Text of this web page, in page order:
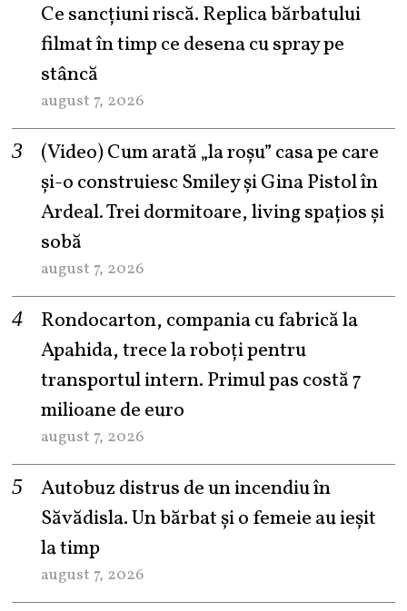
Ce sancțiuni riscă. Replica bărbatului
filmat în timp ce desena cu spray pe
stâncă
august 7, 2026
(Video) Cum arată „la roşu” casa pe care
şi-o construiesc Smiley şi Gina Pistol în
Ardeal. Trei dormitoare, living spațios și
sobă
august 7, 2026
Rondocarton, compania cu fabrică la
Apahida, trece la roboți pentru
transportul intern. Primul pas costă 7
milioane de euro
august 7, 2026
Autobuz distrus de un incendiu în
Săvădisla. Un bărbat și o femeie au ieșit
la timp
august 7, 2026